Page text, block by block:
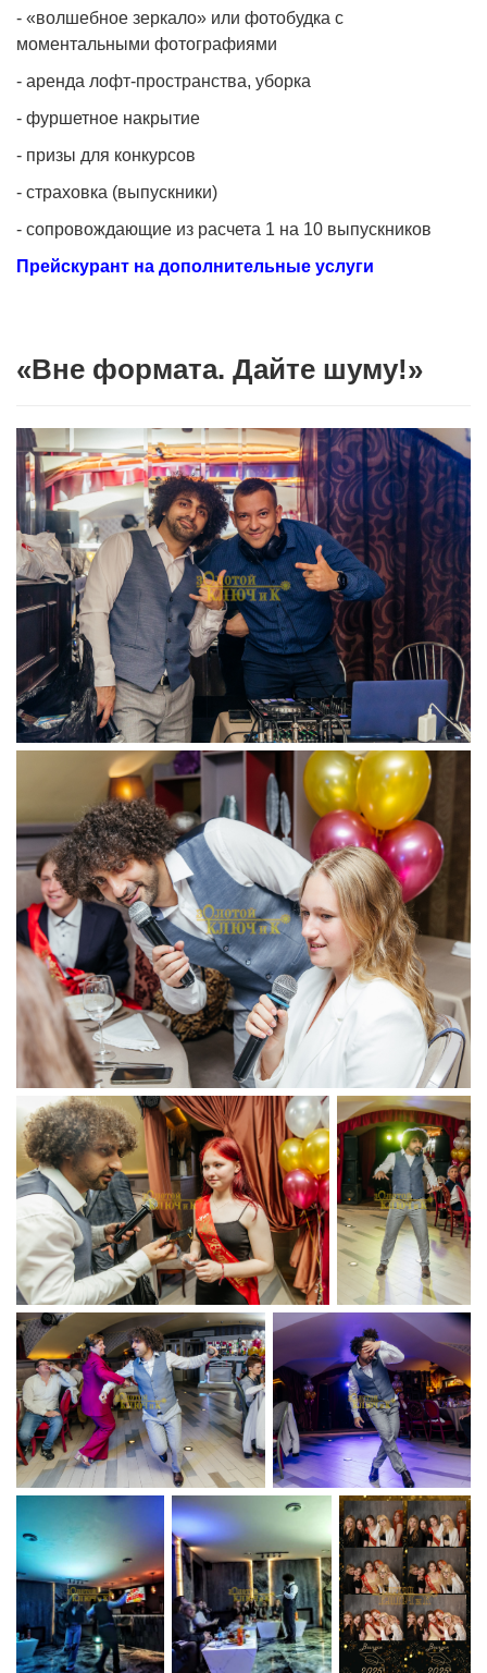
- «волшебное зеркало» или фотобудка с
моментальными фотографиями
- аренда лофт-пространства, уборка
- фуршетное накрытие
- призы для конкурсов
- страховка (выпускники)
- сопровождающие из расчета 1 на 10 выпускников
Прейскурант на дополнительные услуги
«Вне формата. Дайте шуму!»